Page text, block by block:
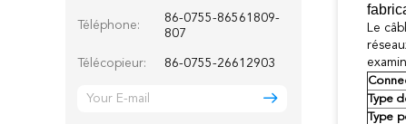
Téléphone:
86-0755-86561809-
807
Télécopieur: 86-0755-26612903
Le
Type
Type